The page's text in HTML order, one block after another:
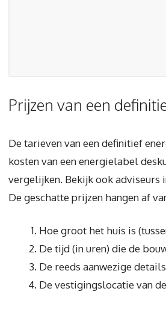
Prijzen van een
De tarieven van een definitief
kosten van een energielabel
vergelijken. Bekijk ook adviseurs
De geschatte prijzen hangen af
Hoe groot het huis is
De tijd (in uren) die de
De reeds aanwezige
De vestigingslocatie van